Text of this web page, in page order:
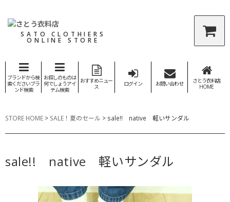
SATO CLOTHIERS
ONLINE STORE
ブランドから検
索くださいブラ
ンド検索
お探しのものは
何でしょうアイ
テム検索
おすすめニュー
ス
ログイン お問い合わせ
さとう衣料店
HOME
STORE HOME > SALE！夏のセール > sale!! native 軽いサンダル
sale!! native 軽いサンダル